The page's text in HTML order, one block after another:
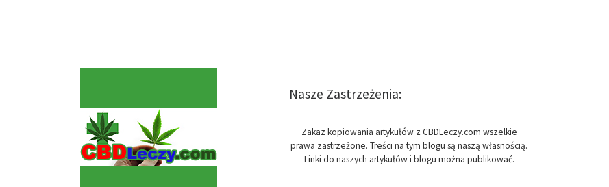
Nasze Zastrzeżenia:
Zakaz kopiowania artykułów z CBDLeczy.com wszelkie
prawa zastrzeżone. Treści na tym blogu są naszą własnością.
Linki do naszych artykułów i blogu można publikować.